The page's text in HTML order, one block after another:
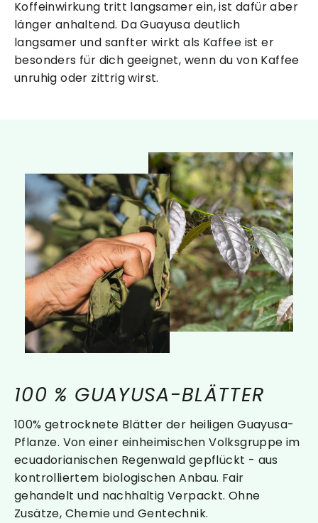
Koffeinwirkung tritt langsamer ein, ist dafür aber
länger anhaltend. Da Guayusa deutlich
langsamer und sanfter wirkt als Kaffee ist er
besonders für dich geeignet, wenn du von Kaffee
unruhig oder zittrig wirst.
100 % GUAYUSA-BLÄTTER
100% getrocknete Blätter der heiligen Guayusa-
Pflanze. Von einer einheimischen Volksgruppe im
ecuadorianischen Regenwald gepflückt - aus
kontrolliertem biologischen Anbau. Fair
gehandelt und nachhaltig Verpackt. Ohne
Zusätze, Chemie und Gentechnik.